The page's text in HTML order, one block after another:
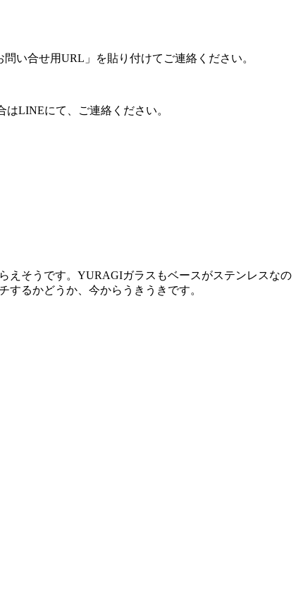
い合せ用URL」を貼り付けてご連絡ください。
LINEにて、ご連絡ください。
えそうです。YURAGIガラスもベースがステンレスなの
るかどうか、今からうきうきです。